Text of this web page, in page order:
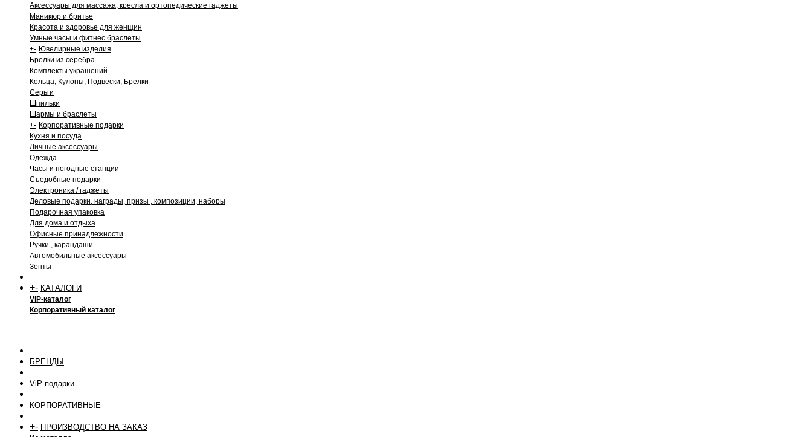
Аксессуары для массажа, кресла и ортопедические гаджеты
Маникюр и бритье
Красота и здоровье для женщин
Умные часы и фитнес браслеты
+- Ювелирные изделия
Брелки из серебра
Комплекты украшений
Кольца, Кулоны, Подвески, Брелки
Серьги
Шпильки
Шармы и браслеты
+- Корпоративные подарки
Кухня и посуда
Личные аксессуары
Одежда
Часы и погодные станции
Съедобные подарки
Электроника / гаджеты
Деловые подарки, награды, призы , композиции, наборы
Подарочная упаковка
Для дома и отдыха
Офисные принадлежности
Ручки , карандаши
Автомобильные аксессуары
Зонты
+- КАТАЛОГИ
ViP-каталог
Корпоративный каталог
БРЕНДЫ
ViP-подарки
КОРПОРАТИВНЫЕ
+- ПРОИЗВОДСТВО НА ЗАКАЗ